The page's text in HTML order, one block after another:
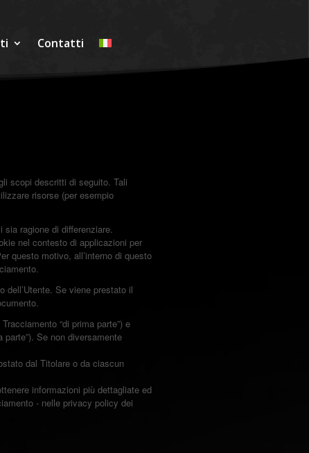
Contatti
scopi descritti di seguito. Tali
risorse (per esempio
ragione di differenziare.
nel contesto di applicazioni per
questo motivo, all’interno di questo
dell’Utente. Se viene prestato il
“di prima parte”) e
Se non diversamente
dal Titolare o da ciascun
informazioni più dettagliate ed
- nelle privacy policy dei